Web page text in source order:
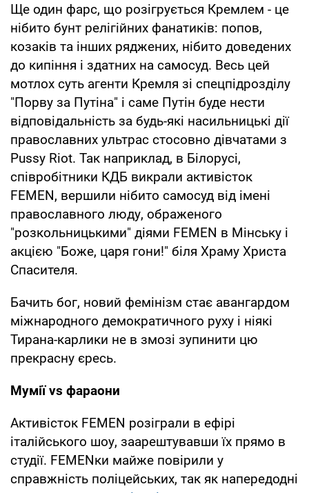
Ще один фарс, що розігрується Кремлем - це
нібито бунт релігійних фанатиків: попов,
козаків та інших ряджених, нібито доведених
до кипіння і здатних на самосуд. Весь цей
мотлох суть агенти Кремля зі спецпідрозділу
"Порву за Путіна" і саме Путін буде нести
відповідальність за будь-які насильницькі дії
православних ультрас стосовно дівчатами з
Pussy Riot. Так наприклад, в Білорусі,
співробітники КДБ викрали активісток
FEMEN, вершили нібито самосуд від імені
православного люду, ображеного
"розкольницькими" діями FEMEN в Мінську і
акцією "Боже, царя гони!" біля Храму Христа
Спасителя.
Бачить бог, новий фемінізм стає авангардом
міжнародного демократичного руху і ніякі
Тирана-карлики не в змозі зупинити цю
прекрасну єресь.
Мумії vs фараони
Активісток FEMEN розіграли в ефірі
італійського шоу, заарештувавши їх прямо в
студії. FEMENки майже повірили у
справжність поліцейських, так як напередодні